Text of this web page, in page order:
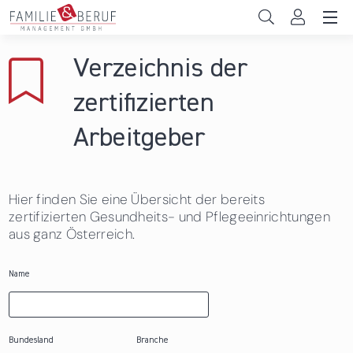
Direkt zum Inhalt
Gemeinden
Das sind wir
News & Events
Verzeichnis der
zertifizierten
Arbeitgeber
Hier finden Sie eine Übersicht der bereits
zertifizierten Gesundheits- und Pflegeeinrichtungen
aus ganz Österreich.
Name
Bundesland Branche